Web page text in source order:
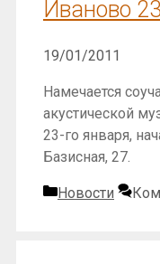
Иваново
19/01/2011
Намечается
акустической
23-го января,
Базисная, 27.
Рубрики
Новости